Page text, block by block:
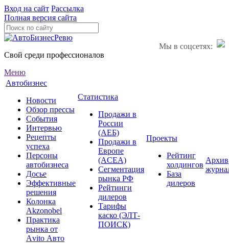
Вход на сайт Рассылка
Полная версия сайта
Мы в соцсетях:
Свой среди профессионалов
Меню
Автобизнес
Новости
Обзор прессы
События
Интервью
Рецепты
успеха
Персоны
автобизнеса
Досье
Эффективные
решения
Колонка
Akzonobel
Практика
рынка от
Аvito Авто
Статистика
Продажи в
России
(АЕБ)
Продажи в
Европе
(ACEA)
Сегментация
рынка РФ
Рейтинги
дилеров
Тарифы
каско (ЭЛТ-
ПОИСК)
Проекты
Рейтинг
холдингов
База
дилеров
Архив